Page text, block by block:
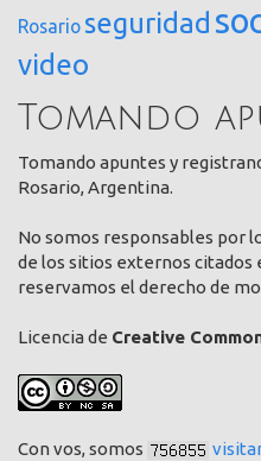
Rosario seguridad
video
Tomando
Tomando apuntes y
Rosario, Argentina.
No somos responsables por
de los sitios externos citados
reservamos el derecho de
Licencia de Creative
Con vos, somos